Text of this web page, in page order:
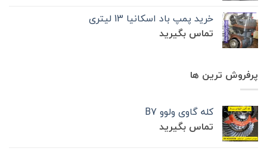
خرید پمپ باد اسکانیا 13 لیتری
تماس بگیرید
پرفروش ترین ها
کله گاوی ولوو B7
تماس بگیرید